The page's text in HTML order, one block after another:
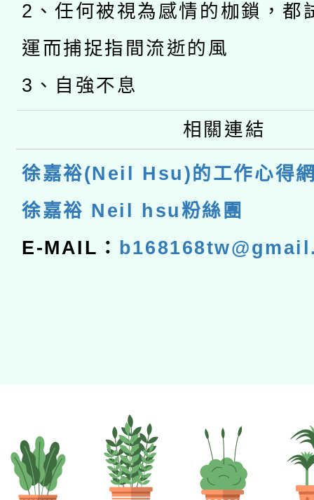
2、任何被視為感情的枷鎖，都
運而捕捉指間流逝的風
3、自強不息
相關連結
徐嘉裕(Neil Hsu)的工作心得
徐嘉裕 Neil hsu粉絲團
E-MAIL：